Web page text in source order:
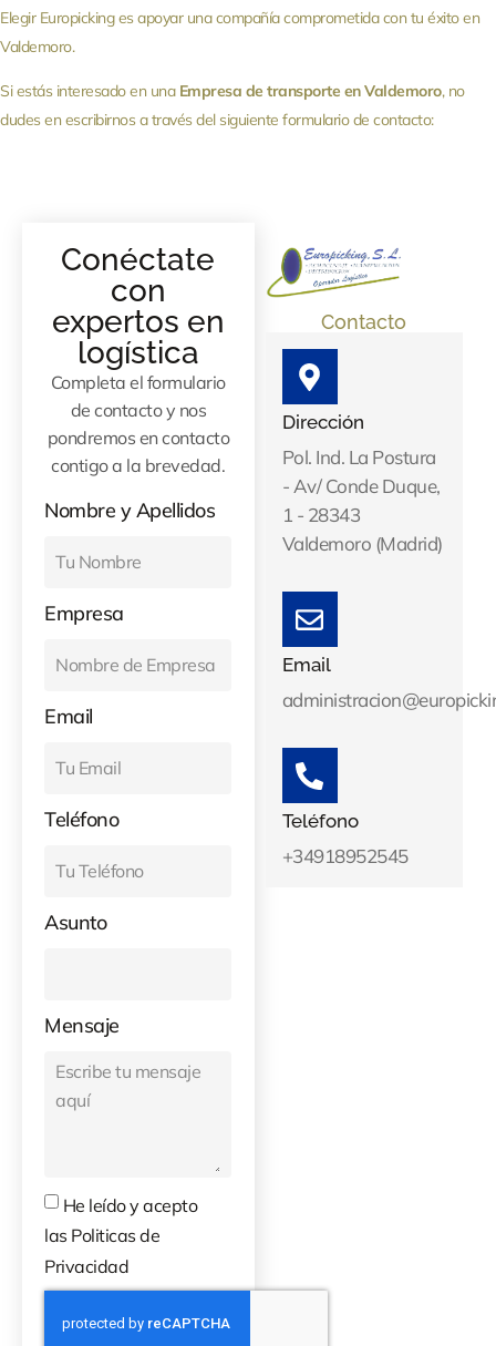
Elegir Europicking es apoyar una compañía comprometida con tu éxito en
Valdemoro.
Si estás interesado en una Empresa de transporte en Valdemoro, no
dudes en escribirnos a través del siguiente formulario de contacto:
Conéctate
con
expertos en
logística
Completa el formulario
de contacto y nos
pondremos en contacto
contigo a la brevedad.
Nombre y Apellidos
Empresa
Email
Teléfono
Asunto
Mensaje
He leído y acepto
las Politicas de
Privacidad
Contacto
Dirección
Pol. Ind. La Postura
- Av/ Conde Duque,
1 - 28343
Valdemoro (Madrid)
Email
Teléfono
+34918952545